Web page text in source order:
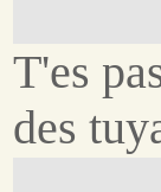
T'es
des